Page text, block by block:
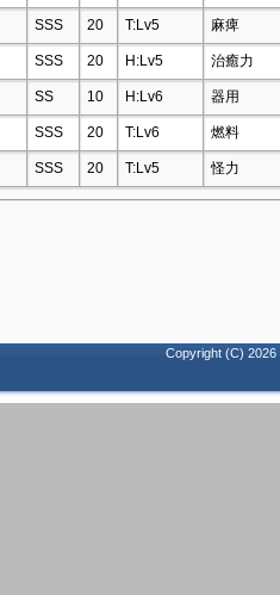
SSS 20 T:Lv5 麻痺
SSS 20 H:Lv5 治癒力
SS 10 H:Lv6 器用
SSS 20 T:Lv6 燃料
SSS 20 T:Lv5 怪力
Copyright (C) 2026